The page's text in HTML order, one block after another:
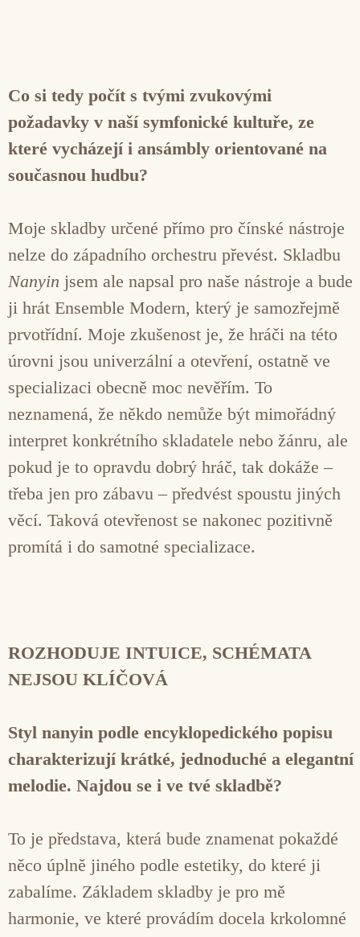
Co si tedy počít s tvými zvukovými
požadavky v naší symfonické kultuře, ze
které vycházejí i ansámbly orientované na
současnou hudbu?
Moje skladby určené přímo pro čínské nástroje
nelze do západního orchestru převést. Skladbu
Nanyin jsem ale napsal pro naše nástroje a bude
ji hrát Ensemble Modern, který je samozřejmě
prvotřídní. Moje zkušenost je, že hráči na této
úrovni jsou univerzální a otevření, ostatně ve
specializaci obecně moc nevěřím. To
neznamená, že někdo nemůže být mimořádný
interpret konkrétního skladatele nebo žánru, ale
pokud je to opravdu dobrý hráč, tak dokáže –
třeba jen pro zábavu – předvést spoustu jiných
věcí. Taková otevřenost se nakonec pozitivně
promítá i do samotné specializace.
ROZHODUJE INTUICE, SCHÉMATA
NEJSOU KLÍČOVÁ
Styl nanyin podle encyklopedického popisu
charakterizují krátké, jednoduché a elegantní
melodie. Najdou se i ve tvé skladbě?
To je představa, která bude znamenat pokaždé
něco úplně jiného podle estetiky, do které ji
zabalíme. Základem skladby je pro mě
harmonie, ve které provádím docela krkolomné